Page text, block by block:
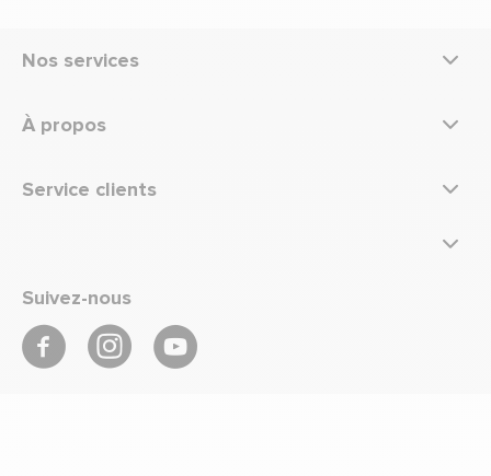
Nos services
À propos
Service clients
Suivez-nous